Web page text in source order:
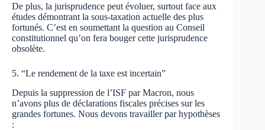
De plus, la jurisprudence peut évoluer, surtout face aux
études démontrant la sous-taxation actuelle des plus
fortunés. C’est en soumettant la question au Conseil
constitutionnel qu’on fera bouger cette jurisprudence
obsolète.
5. “Le rendement de la taxe est incertain”
Depuis la suppression de l’ISF par Macron, nous
n’avons plus de déclarations fiscales précises sur les
grandes fortunes. Nous devons travailler par hypothèses
: